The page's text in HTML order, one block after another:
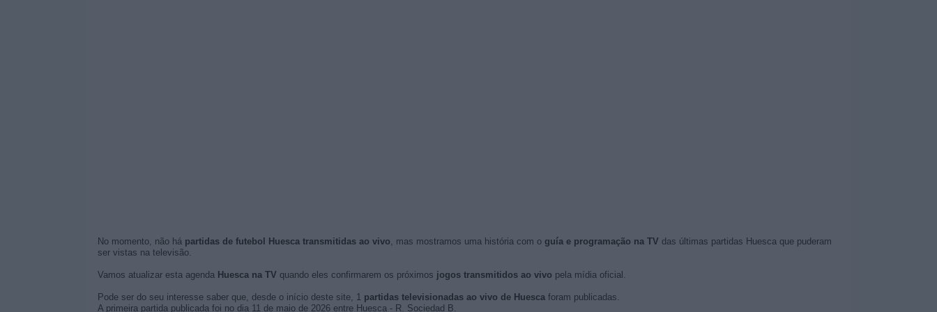
No momento, não há partidas de futebol Huesca transmitidas ao vivo, mas mostramos uma história com o guía e programação na TV das últimas partidas Huesca que puderam
ser vistas na televisão.
Vamos atualizar esta agenda Huesca na TV quando eles confirmarem os próximos jogos transmitidos ao vivo pela mídia oficial.
Pode ser do seu interesse saber que, desde o início deste site, 1 partidas televisionadas ao vivo de Huescaforam publicadas.
A primeira partida publicada foi no dia 11 de maio de 2026 entre Huesca - R. Sociedad B.